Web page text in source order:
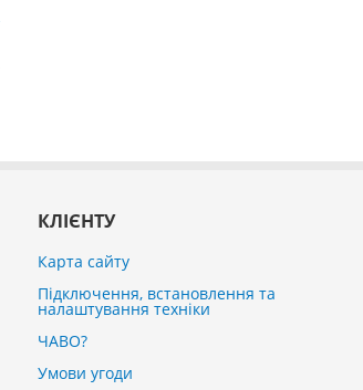
КЛІЄНТУ
Карта сайту
Підключення, встановлення та
налаштування техніки
ЧАВО?
Умови угоди